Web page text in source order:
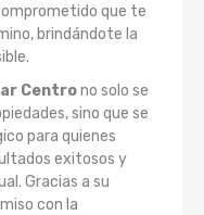
que te
brindándote la
Centrono solo se
sino que se
para quienes
exitosos y
Gracias a su
con la